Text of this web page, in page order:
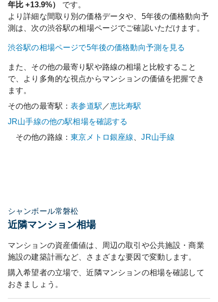
年比+13.9%）
です。
より詳細な間取り別の価格データや、5年後の価格動向予
測は、次の渋谷駅の相場ページでご確認いただけます。
渋谷駅の相場ページで5年後の価格動向予測を見る
また、その他の最寄り駅や路線の相場と比較すること
で、より多角的な視点からマンションの価値を把握でき
ます。
その他の最寄駅：表参道駅 ／恵比寿駅
JR山手線の他の駅相場を確認する
その他の路線：東京メトロ銀座線 、JR山手線
シャンボール常磐松
近隣マンション相場
マンションの資産価値は、周辺の取引や公共施設・商業
施設の建築計画など、さまざまな要因で変動します。
購入希望者の立場で、近隣マンションの相場を確認して
おきましょう。